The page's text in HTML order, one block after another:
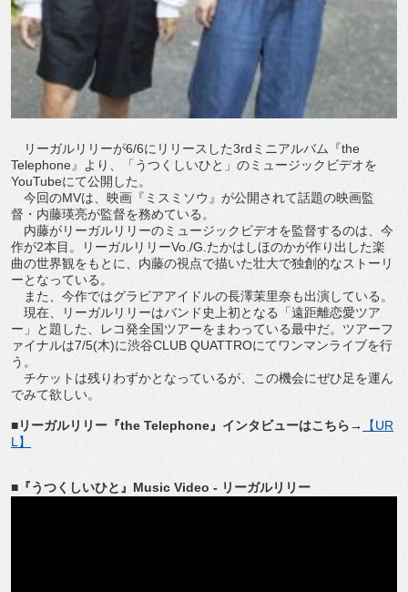
リーガルリリーが6/6にリリースした3rdミニアルバム『the
Telephone』より、「うつくしいひと」のミュージックビデオを
YouTubeにて公開した。
今回のMVは、映画『ミスミソウ』が公開されて話題の映画監
督・内藤瑛亮が監督を務めている。
内藤がリーガルリリーのミュージックビデオを監督するのは、今
作が2本目。リーガルリリーVo./G.たかはしほのかが作り出した楽
曲の世界観をもとに、内藤の視点で描いた壮大で独創的なストーリ
ーとなっている。
また、今作ではグラビアアイドルの長澤茉里奈も出演している。
現在、リーガルリリーはバンド史上初となる「遠距離恋愛ツア
ー」と題した、レコ発全国ツアーをまわっている最中だ。ツアーフ
ァイナルは7/5(木)に渋谷CLUB QUATTROにてワンマンライブを行
う。
チケットは残りわずかとなっているが、この機会にぜひ足を運ん
でみて欲しい。
■リーガルリリー『the Telephone』インタビューはこちら→
【UR
L】
■『うつくしいひと』Music Video - リーガルリリー